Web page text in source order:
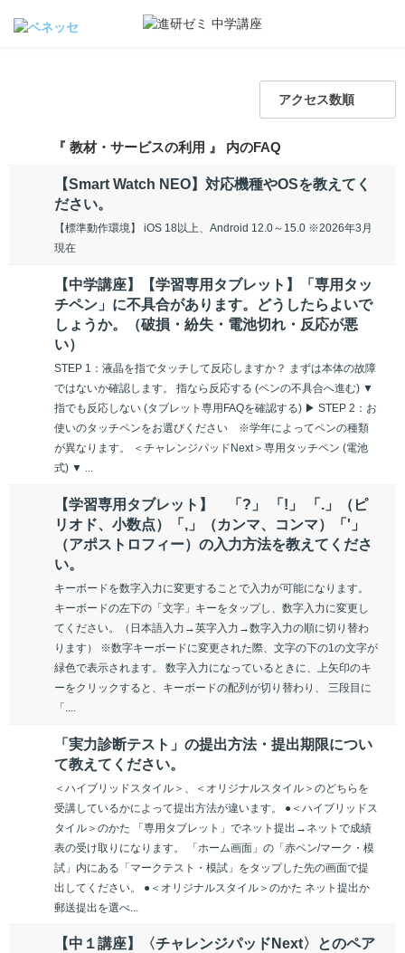
アクセス数順
『 教材・サービスの利用 』 内のFAQ
【Smart Watch NEO】対応機種やOSを教えてく
ださい。
【標準動作環境】 iOS 18以上、Android 12.0～15.0 ※2026年3月
現在
【中学講座】【学習専用タブレット】「専用タッ
チペン」に不具合があります。どうしたらよいで
しょうか。（破損・紛失・電池切れ・反応が悪
い）
STEP 1：液晶を指でタッチして反応しますか？ まずは本体の故障
ではないか確認します。 指なら反応する (ペンの不具合へ進む) ▼
指でも反応しない (タブレット専用FAQを確認する) ▶ STEP 2：お
使いのタッチペンをお選びください ※学年によってペンの種類
が異なります。 ＜チャレンジパッドNext＞専用タッチペン (電池
式) ▼ ...
【学習専用タブレット】 「?」 「!」 「.」（ピ
リオド、小数点）「,」（カンマ、コンマ）「'」
（アポストロフィー）の入力方法を教えてくださ
い。
キーボードを数字入力に変更することで入力が可能になります。
キーボードの左下の「文字」キーをタップし、数字入力に変更し
てください。（日本語入力→英字入力→数字入力の順に切り替わ
ります） ※数字キーボードに変更された際、文字の下の1の文字が
緑色で表示されます。 数字入力になっているときに、上矢印のキ
ーをクリックすると、キーボードの配列が切り替わり、 三段目に
「....
「実力診断テスト」の提出方法・提出期限につい
て教えてください。
＜ハイブリッドスタイル＞、＜オリジナルスタイル＞のどちらを
受講しているかによって提出方法が違います。 ●＜ハイブリッドス
タイル＞のかた 「専用タブレット」でネット提出→ネットで成績
表の受け取りになります。 「ホーム画面」の「赤ペン/マーク・模
試」内にある「マークテスト・模試」をタップした先の画面で提
出してください。 ●＜オリジナルスタイル＞のかた ネット提出か
郵送提出を選べ...
【中１講座】〈チャレンジパッドNext〉とのペア